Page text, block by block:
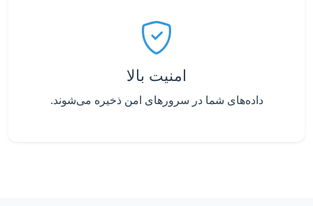
امنیت بالا
داده‌های شما در سرورهای امن ذخیره می‌شوند.